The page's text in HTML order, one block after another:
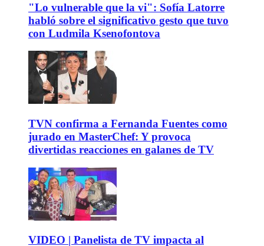
"Lo vulnerable que la vi": Sofía Latorre
habló sobre el significativo gesto que tuvo
con Ludmila Ksenofontova
TVN confirma a Fernanda Fuentes como
jurado en MasterChef: Y provoca
divertidas reacciones en galanes de TV
VIDEO | Panelista de TV impacta al